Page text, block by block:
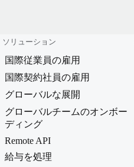
ソリューション
国際従業員の雇用
国際契約社員の雇用
グローバルな展開
グローバルチームのオンボー
ディング
Remote API
給与を処理